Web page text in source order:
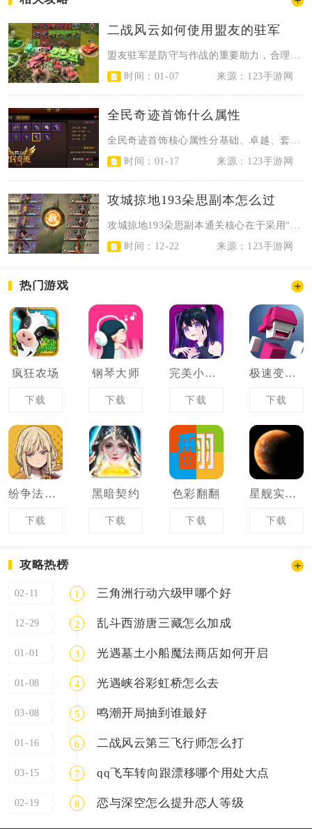
二战风云如何使用盟友的驻军
时间：01-07
来源：123手游网
全民奇迹首饰什么属性
时间：01-17
来源：123手游网
攻城掠地193朵思副本怎么过
时间：12-22
来源：123手游网
热门游戏
疯狂农场
下载
钢琴大师
下载
完美小姐她又没猜到结局
下载
极速变色龙
下载
纷争法则大贸险
下载
黑暗契约
下载
色彩翻翻
下载
星舰实验室
下载
攻略热榜
02-11 1 三角洲行动六级甲哪个好
12-29 2 乱斗西游唐三藏怎么加成
01-01 3 光遇墓土小船魔法商店如何开启
01-08 4 光遇峡谷彩虹桥怎么去
03-08 5 鸣潮开局抽到谁最好
01-16 6 二战风云第三飞行师怎么打
03-15 7 qq飞车转向跟漂移哪个用处大点
02-19 8 恋与深空怎么提升恋人等级